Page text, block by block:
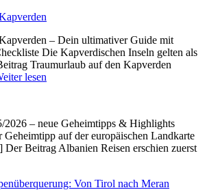
– Dein ultimativer Guide mit
Die Kapverdischen Inseln gelten als
Traumurlaub auf den Kapverden
lesen
2026 – neue Geheimtipps & Highlights
Geheimtipp auf der europäischen Landkarte
Beitrag Albanien Reisen erschien zuerst
Von Tirol nach Meran